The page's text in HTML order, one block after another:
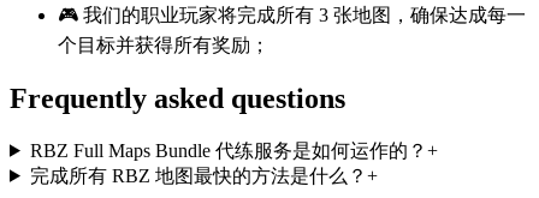
🎮 我们的职业玩家将完成所有 3 张地图，确保达成每一
个目标并获得所有奖励；
Frequently asked questions
RBZ Full Maps Bundle 代练服务是如何运作的？ +
完成所有 RBZ 地图最快的方法是什么？ +